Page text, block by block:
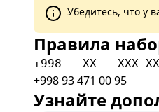
Убедитесь, что у
Правила
+998 - XX - XXX-
+998 93 471 00 95
Узнайте